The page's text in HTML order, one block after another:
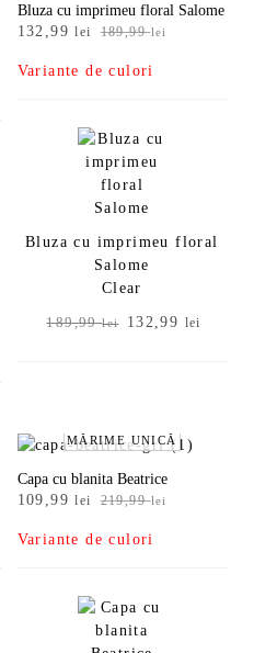
Bluza cu imprimeu floral Salome
189,99lei
Prețul
a
fost:
132,99lei
Prețul
este:
132,99 lei.
Variante de culori
Bluza cu imprimeu floral
Salome
Clear
189,99lei
Prețul
a
132,99 lei
este:
MĂRIME UNICĂ
Capa cu blanita Beatrice
219,99lei
Prețul
a
fost:
109,99lei
Prețul
este:
109,99 lei.
Variante de culori